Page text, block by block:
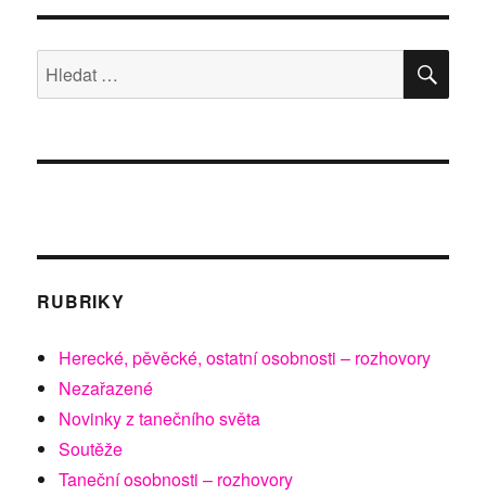
Hledat:
RUBRIKY
Herecké, pěvěcké, ostatní osobnosti – rozhovory
Nezařazené
Novinky z tanečního světa
Soutěže
Taneční osobnosti – rozhovory